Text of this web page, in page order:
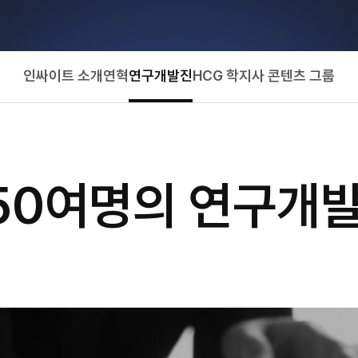
인싸이트 소개연혁연구개발진HCG 학지사 콘텐츠 그룹
여명의 연구개